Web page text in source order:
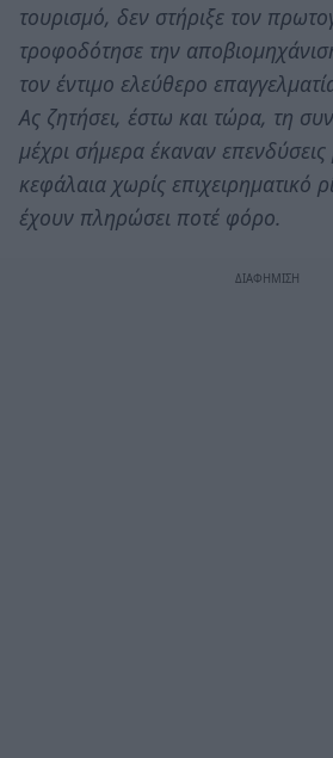
τουρισμό, δεν στήριξε τον
τροφοδότησε την
τον έντιμο ελεύθερο
Ας ζητήσει, έστω και τώρα, τη
μέχρι σήμερα έκαναν επενδύσεις
κεφάλαια χωρίς επιχειρηματικό
έχουν πληρώσει ποτέ φόρο.